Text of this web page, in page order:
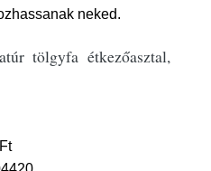
neked.
tölgyfa étkezőasztal,